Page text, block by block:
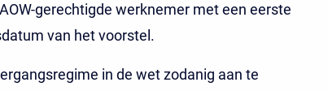
gerechtigde werknemer met een eerste
van het voorstel.
in de wet zodanig aan te